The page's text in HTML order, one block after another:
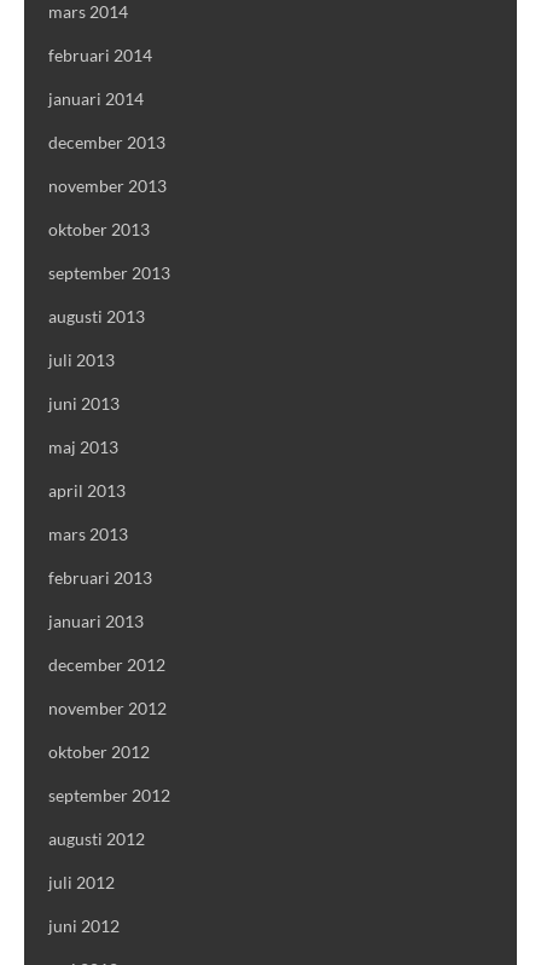
mars 2014
februari 2014
januari 2014
december 2013
november 2013
oktober 2013
september 2013
augusti 2013
juli 2013
juni 2013
maj 2013
april 2013
mars 2013
februari 2013
januari 2013
december 2012
november 2012
oktober 2012
september 2012
augusti 2012
juli 2012
juni 2012